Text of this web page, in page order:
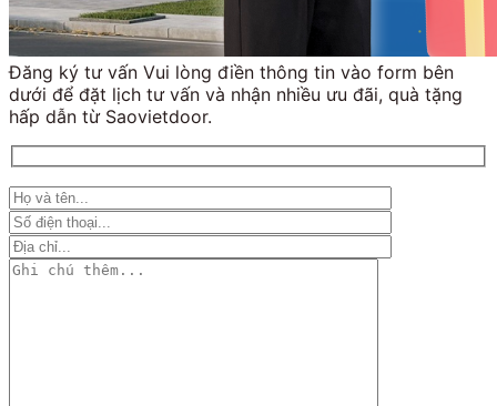
Đăng ký tư vấn Vui lòng điền thông tin vào form bên
dưới để đặt lịch tư vấn và nhận nhiều ưu đãi, quà tặng
hấp dẫn từ Saovietdoor.